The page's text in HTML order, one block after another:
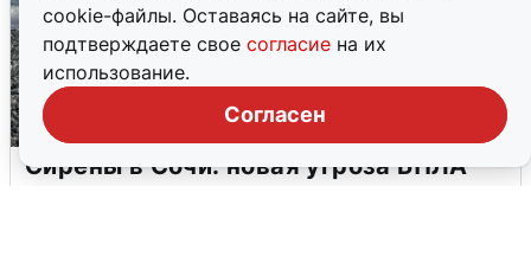
cookie-файлы. Оставаясь на сайте, вы
подтверждаете свое согласие на их
использование.
Согласен
Сирены в Сочи: новая угроза БПЛА